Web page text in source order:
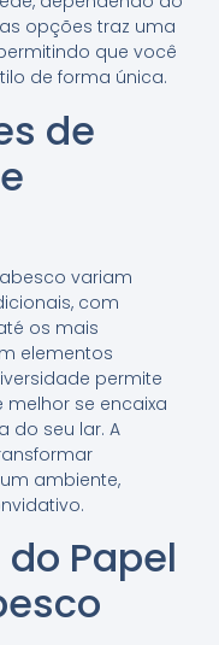
opções traz uma
que você
de forma única.
de
variam
com
os mais
elementos
permite
se encaixa
do seu lar. A
ambiente,
Papel